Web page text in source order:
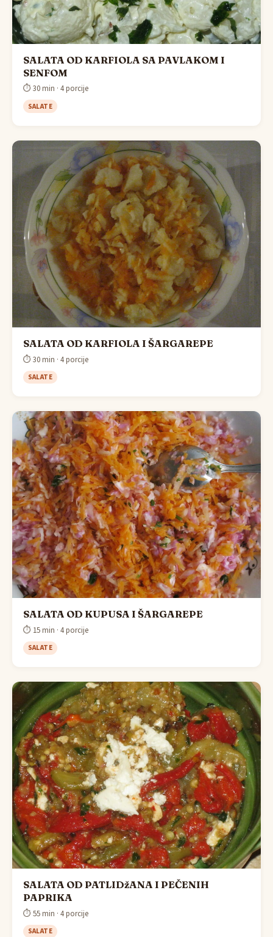
SALATA OD KARFIOLA SA PAVLAKOM I
SENFOM
⏱ 30 min · 4 porcije
SALATE
SALATA OD KARFIOLA I ŠARGAREPE
⏱ 30 min · 4 porcije
SALATE
SALATA OD KUPUSA I ŠARGAREPE
⏱ 15 min · 4 porcije
SALATE
SALATA OD PATLIDžANA I PEČENIH
PAPRIKA
⏱ 55 min · 4 porcije
SALATE